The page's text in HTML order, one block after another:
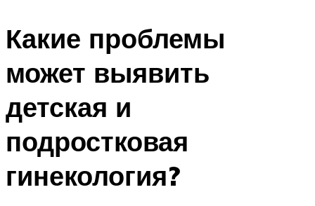
Какие проблемы
может выявить
детская и
подростковая
гинекология?